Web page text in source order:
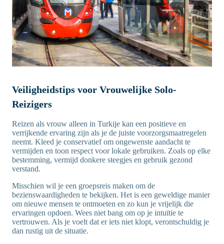
Veiligheidstips voor Vrouwelijke Solo-
Reizigers
Reizen als vrouw alleen in Turkije kan een positieve en
verrijkende ervaring zijn als je de juiste voorzorgsmaatregelen
neemt. Kleed je conservatief om ongewenste aandacht te
vermijden en toon respect voor lokale gebruiken. Zoals op elke
bestemming, vermijd donkere steegjes en gebruik gezond
verstand.
Misschien wil je een groepsreis maken om de
bezienswaardigheden te bekijken. Het is een geweldige manier
om nieuwe mensen te ontmoeten en zo kun je vrijelijk die
ervaringen opdoen. Wees niet bang om op je intuïtie te
vertrouwen. Als je voelt dat er iets niet klopt, verontschuldig je
dan rustig uit de situatie.